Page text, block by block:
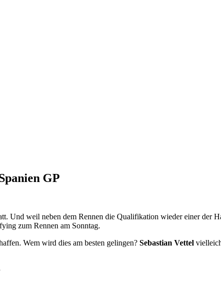
GP
Und weil neben dem Rennen die Qualifikation wieder einer der
zum Rennen am Sonntag.
Wem wird dies am besten gelingen? Sebastian Vettel